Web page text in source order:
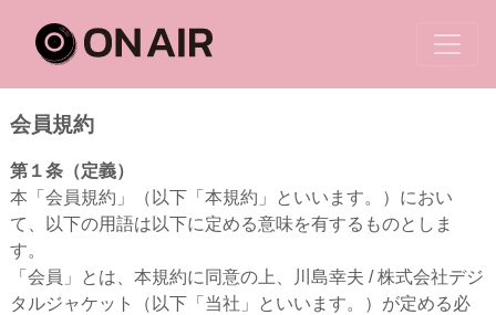
会員規約
第１条（定義）
本「会員規約」（以下「本規約」といいます。）におい
て、以下の用語は以下に定める意味を有するものとしま
す。
「会員」とは、本規約に同意の上、川島幸夫 / 株式会社デジ
タルジャケット（以下「当社」といいます。）が定める必